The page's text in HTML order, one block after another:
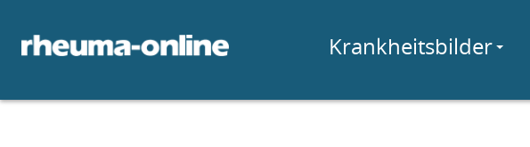
Krankheitsbilder